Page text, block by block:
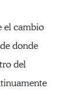
el cambio
donde
del